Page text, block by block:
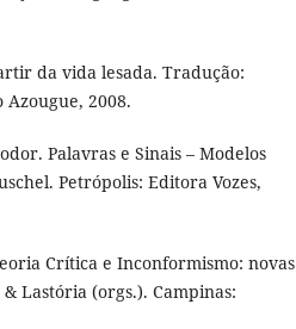
da vida lesada. Tradução:
Azougue, 2008.
Palavras e Sinais – Modelos
Petrópolis: Editora Vozes,
Crítica e Inconformismo: novas
Lastória (orgs.). Campinas: